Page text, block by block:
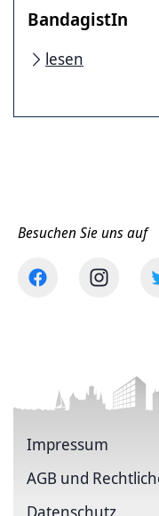
BandagistIn
lesen
Besuchen Sie uns auf
Impressum
AGB und
Datenschutz